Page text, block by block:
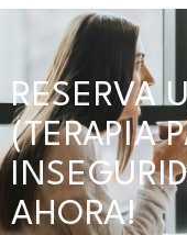
RESERVA
(TERAPIA
AHORA!